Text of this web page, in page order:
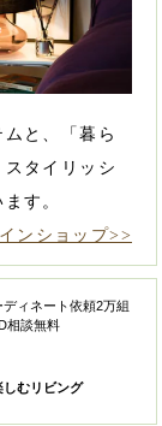
と、「暮ら
タイリッシ
す。
ンショップ>>
ィネート依頼2万組
相談無料
しむリビング